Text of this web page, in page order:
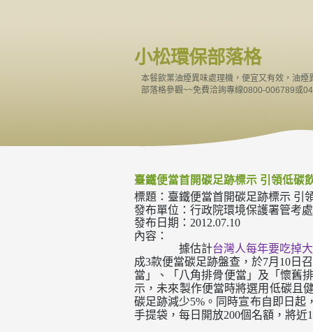
小松環保部落格
本餐飲業油煙異味處理機，便宜又有效，油
部落格參觀~~免費洽詢專線0800-006789或
臺鐵便當首開碳足跡標示 引領低碳
標題：臺鐵便當首開碳足跡標示 引
發布單位：行政院環境保護署管考處
發布日期： 2012.07.10
內容：
據估計台灣人每年要吃掉
成3款便當碳足跡盤查，於7月10日
當」、「八角排骨便當」及「懷舊
示，未來製作便當時將選用低碳且
碳足跡減少5% 。同時宣布自即日
手提袋，每日開放200個名額，將近1